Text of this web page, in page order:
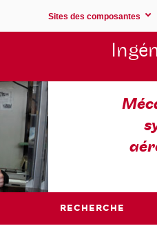
Sites des composantes
RECHERCHE